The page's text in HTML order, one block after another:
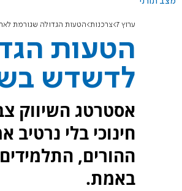
ערוץ 7 צרכנות הטעות הגדולה שגורמת
הטעות
לדשדש
אסטרטג השיווק
חינוכי בלי
ההורים,
באמת.